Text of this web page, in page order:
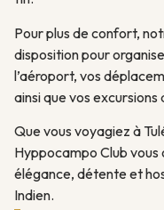
Pour plus de confort,
disposition pour
l’aéroport, vos
ainsi que vos excursions
Que vous voyagiez à
Hyppocampo Club
élégance, détente et
Indien.